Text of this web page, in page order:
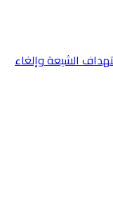
الشيعة وإلغاء